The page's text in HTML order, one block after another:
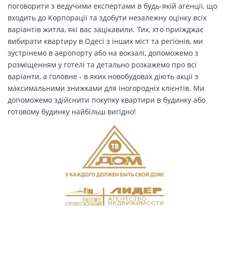
поговорити з ведучими експертами в будь-якій агенції, що
входить до Корпорації та здобути незалежну оцінку всіх
варіантів житла, які вас зацікавили. Тих, хто приїжджає
вибирати квартиру в Одесі з інших міст та регіонів, ми
зустрінемо в аеропорту або на вокзалі, допоможемо з
розміщенням у готелі та детально розкажемо про всі
варіанти, а головне - в яких новобудовах діють акції з
максимальними знижками для іногородніх клієнтів. Ми
допоможемо здійснити покупку квартири в будинку або
готовому будинку найбільш вигідно!